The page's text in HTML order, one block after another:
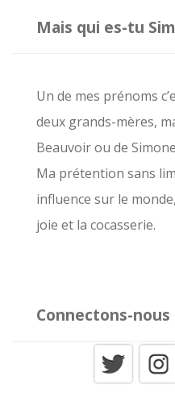
c
h
e
r
:
Mais qui es-tu
Un de mes prénoms
deux grands-mères,
Beauvoir ou de
Ma prétention sans
influence sur le
joie et la cocasserie.
Connectons-nous